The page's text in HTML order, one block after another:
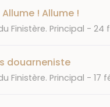
! Allume !
Finistère. Principal 24
douarneniste
Finistère. Principal 17